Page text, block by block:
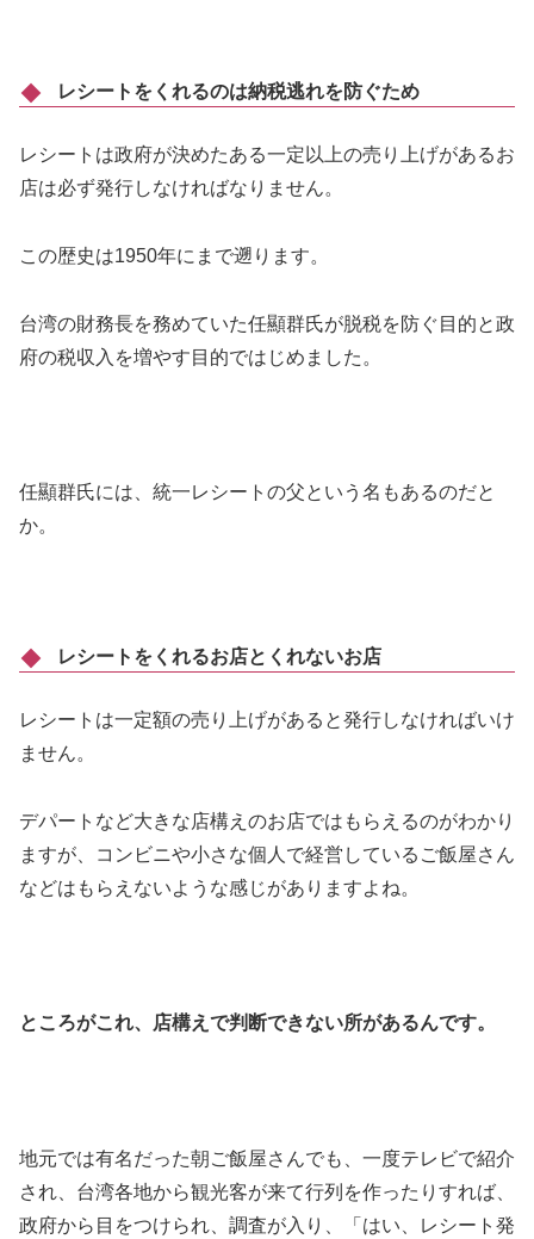
レシートをくれるのは納税逃れを防ぐため
レシートは政府が決めたある一定以上の売り上げがあるお
店は必ず発行しなければなりません。
この歴史は1950年にまで遡ります。
台湾の財務長を務めていた任顯群氏が脱税を防ぐ目的と政
府の税収入を増やす目的ではじめました。
任顯群氏には、統一レシートの父という名もあるのだと
か。
レシートをくれるお店とくれないお店
レシートは一定額の売り上げがあると発行しなければいけ
ません。
デパートなど大きな店構えのお店ではもらえるのがわかり
ますが、コンビニや小さな個人で経営しているご飯屋さん
などはもらえないような感じがありますよね。
ところがこれ、店構えで判断できない所があるんです。
地元では有名だった朝ご飯屋さんでも、一度テレビで紹介
され、台湾各地から観光客が来て行列を作ったりすれば、
政府から目をつけられ、調査が入り、「はい、レシート発